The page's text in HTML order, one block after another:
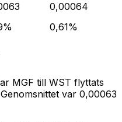
0,00064
0,61%
MGF till WST flyttats
var 0,00063